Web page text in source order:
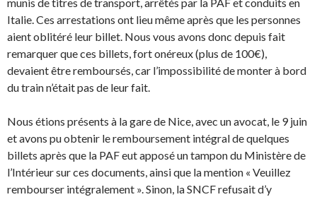
munis de titres de transport, arrêtés par la PAF et conduits en
Italie. Ces arrestations ont lieu même après que les personnes
aient oblitéré leur billet. Nous vous avons donc depuis fait
remarquer que ces billets, fort onéreux (plus de 100€),
devaient être remboursés, car l’impossibilité de monter à bord
du train n’était pas de leur fait.
Nous étions présents à la gare de Nice, avec un avocat, le 9 juin
et avons pu obtenir le remboursement intégral de quelques
billets après que la PAF eut apposé un tampon du Ministère de
l’Intérieur sur ces documents, ainsi que la mention « Veuillez
rembourser intégralement ». Sinon, la SNCF refusait d’y